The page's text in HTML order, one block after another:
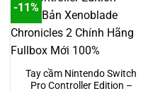
-11%
Tay cầm Nintendo Switch
Pro Controller Edition –